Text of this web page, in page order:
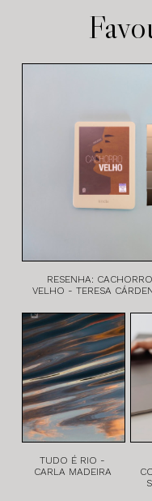
RESENHA: CACHORRO
VELHO - TERESA
TUDO É RIO -
CARLA MADEIRA